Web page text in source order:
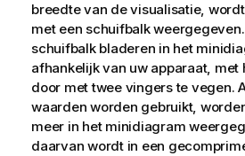
breedte van de visualisatie,
met een schuifbalk
schuifbalk bladeren in het
afhankelijk van uw apparaat,
door met twee vingers te vegen.
waarden worden gebruikt,
meer in het minidiagram
daarvan wordt in een